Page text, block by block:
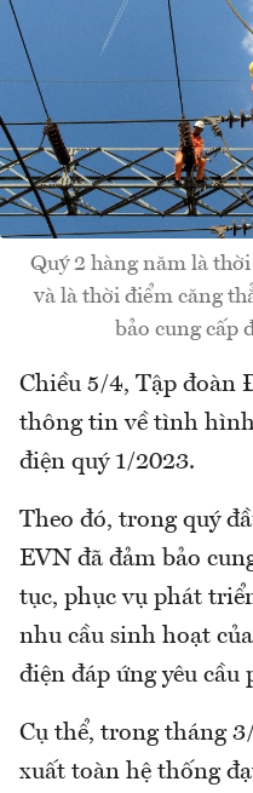
Quý 2 hàng năm là
và là thời điểm căng
bảo cung cấp
Chiều 5/4, Tập đoàn
thông tin về tình
điện quý 1/2023.
Theo đó, trong quý
EVN đã đảm bảo
tục, phục vụ phát
nhu cầu sinh hoạt
điện đáp ứng yêu cầu
Cụ thể, trong tháng
xuất toàn hệ thống